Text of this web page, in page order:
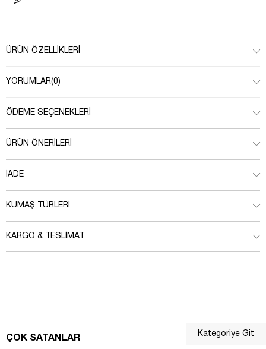
ÜRÜN ÖZELLIKLERI
YORUMLAR(0)
ÖDEME SEÇENEKLERI
ÜRÜN ÖNERILERI
İADE
KUMAŞ TÜRLERI
KARGO & TESLIMAT
ÇOK SATANLAR
Kategoriye Git